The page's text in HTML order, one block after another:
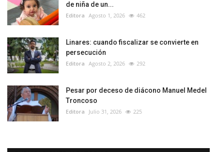
de niña de un...
Editora Agosto 1, 2026 462
Linares: cuando fiscalizar se convierte en
persecución
Editora Agosto 2, 2026 292
Pesar por deceso de diácono Manuel Medel
Troncoso
Editora Julio 31, 2026 225